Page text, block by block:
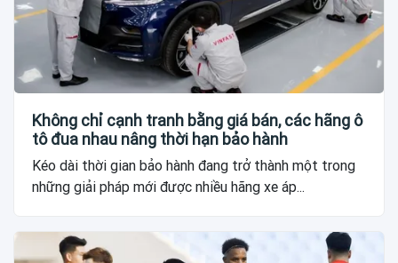
Không chỉ cạnh tranh bằng giá bán, các hãng ô
tô đua nhau nâng thời hạn bảo hành
Kéo dài thời gian bảo hành đang trở thành một trong
những giải pháp mới được nhiều hãng xe áp...